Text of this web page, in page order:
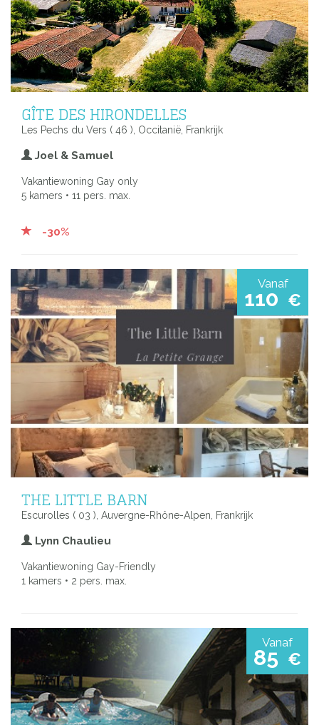
GÎTE DES HIRONDELLES
Les Pechs du Vers ( 46 ), Occitanië, Frankrijk
Joel & Samuel
Vakantiewoning Gay only
5 kamers • 11 pers. max.
-30%
Vanaf
110 €
THE LITTLE BARN
Escurolles ( 03 ), Auvergne-Rhône-Alpen, Frankrijk
Lynn Chaulieu
Vakantiewoning Gay-Friendly
1 kamers • 2 pers. max.
Vanaf
85 €